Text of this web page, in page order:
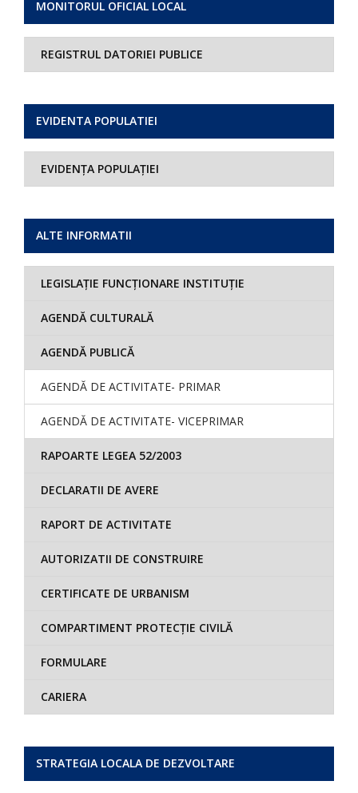
MONITORUL OFICIAL LOCAL
REGISTRUL DATORIEI PUBLICE
EVIDENTA POPULATIEI
EVIDENȚA POPULAȚIEI
ALTE INFORMATII
LEGISLAȚIE FUNCȚIONARE INSTITUȚIE
AGENDĂ CULTURALĂ
AGENDĂ PUBLICĂ
AGENDĂ DE ACTIVITATE- PRIMAR
AGENDĂ DE ACTIVITATE- VICEPRIMAR
RAPOARTE LEGEA 52/2003
DECLARATII DE AVERE
RAPORT DE ACTIVITATE
AUTORIZATII DE CONSTRUIRE
CERTIFICATE DE URBANISM
COMPARTIMENT PROTECȚIE CIVILĂ
FORMULARE
CARIERA
STRATEGIA LOCALA DE DEZVOLTARE